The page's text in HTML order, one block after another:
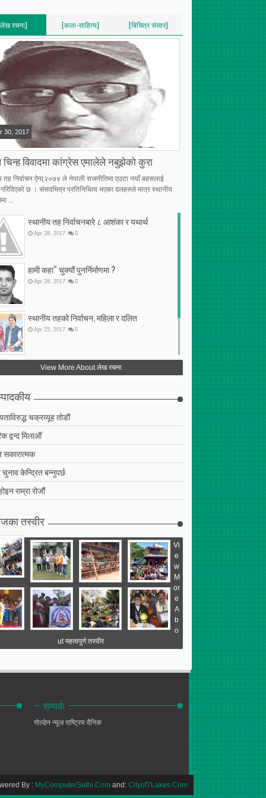
सहमति
Apr 25,2017
रचना] [कला-साहित्य]
[VERTICAL]
[बिचित्र संसार]
[VERTICAL]
[RECENT][5]
चिन्ह विवादमा कांग्रेस एमालेले नबुझेको कुरा
30 2017
तह निर्वाचन ऐन(२०७४ ले नेपाली राजनीतिमा एउटा नयाँ बहसलाई
गरिदिएको छ । संसदभित्र प्रतिनिधित्व भएका दलहरुले मात्र स्थानीय
...
स्थानीय तह निर्वाचनबारे ८ आशंका र यथार्थ
Apr 28 2017 0
हामी कहा“ चुक्यौं पुनर्निर्माणमा ?
Apr 28 2017 0
स्थानीय तहको निर्वाचन, महिला र दलित
Apr 25 2017 0
फेरि अर्को गलत सहमति
View More About लेख रचना
चक्रव्यूह तोडौं
द्वन्द मिलाऔं
सकारात्मक
केन्द्रित बन्नुपर्छ
राम्रा रोजौं
तस्वीर
Vi
e
w
M
or
e
A
b
o
ut महत्वपुर्ण तस्वीर
सम्पर्क
गोल्डेन न्यूजराष्ट्रिय दैनिक
By : MyComputerSathi.Com and: Cityof7Lakes.Com